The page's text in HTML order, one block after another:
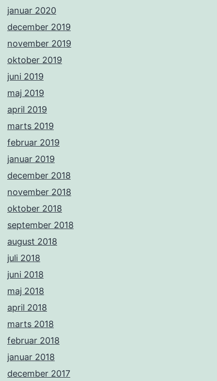
januar 2020
december 2019
november 2019
oktober 2019
juni 2019
maj 2019
april 2019
marts 2019
februar 2019
januar 2019
december 2018
november 2018
oktober 2018
september 2018
august 2018
juli 2018
juni 2018
maj 2018
april 2018
marts 2018
februar 2018
januar 2018
december 2017